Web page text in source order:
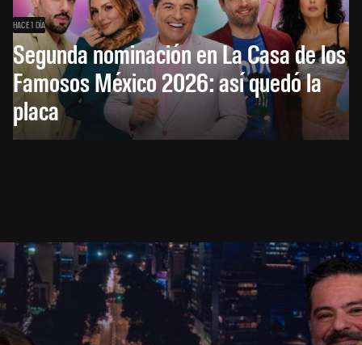
HACE 1 DÍA
Segunda nominación en La Casa de los
Famosos México 2026: así quedó la
placa